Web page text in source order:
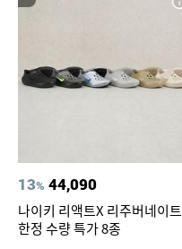
13% 44,090
나이키 리액트X 리주버네이트
한정 수량 특가 8종